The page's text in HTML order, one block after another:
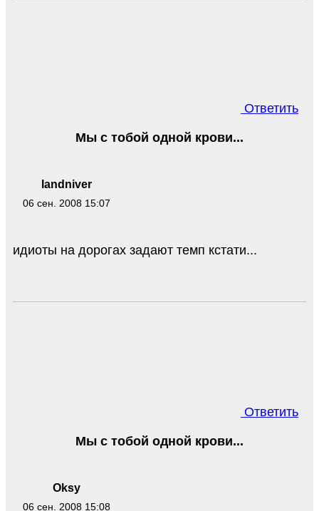
Ответить
landniver
06 сен. 2008 15:07
Мы с тобой одной крови...
идиоты на дорогах задают темп кстати...
Ответить
Oksy
06 сен. 2008 15:08
Мы с тобой одной крови...